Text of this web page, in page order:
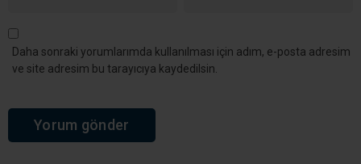
Daha sonraki yorumlarımda kullanılması için adım, e-posta adresim
ve site adresim bu tarayıcıya kaydedilsin.